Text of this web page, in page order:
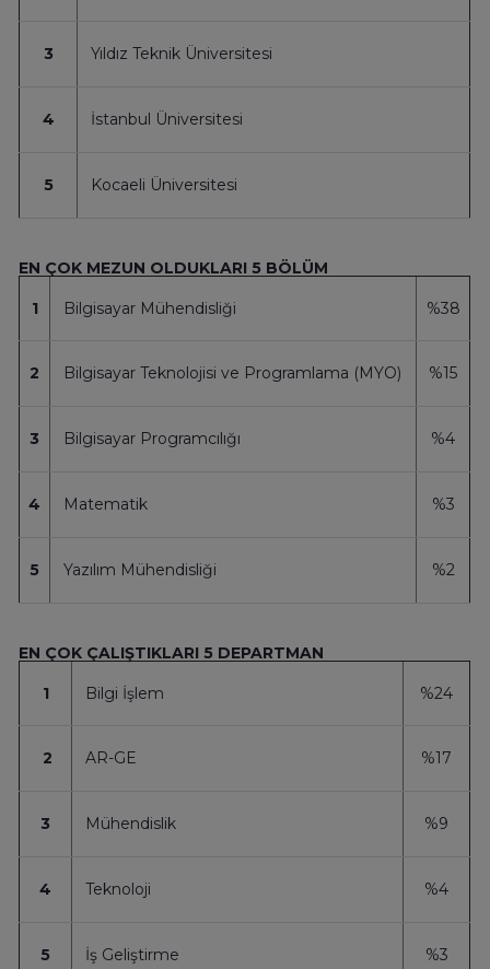
3 Yıldız Teknik Üniversitesi
4 İstanbul Üniversitesi
5 Kocaeli Üniversitesi
EN ÇOK MEZUN OLDUKLARI 5 BÖLÜM
1 Bilgisayar Mühendisliği %38
2 Bilgisayar Teknolojisi ve Programlama (MYO) %15
3 Bilgisayar Programcılığı %4
4 Matematik %3
5 Yazılım Mühendisliği %2
EN ÇOK ÇALIŞTIKLARI 5 DEPARTMAN
1 Bilgi İşlem %24
2 AR-GE %17
3 Mühendislik %9
4 Teknoloji %4
5 İş Geliştirme %3